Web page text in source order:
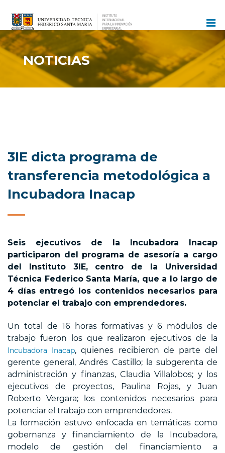
contenido
NOTICIAS
3IE dicta programa de
transferencia metodológica a
Incubadora Inacap
Seis ejecutivos de la Incubadora Inacap
participaron del programa de asesoría a cargo
del Instituto 3IE, centro de la Universidad
Técnica Federico Santa María, que a lo largo de
4 días entregó los contenidos necesarios para
potenciar el trabajo con emprendedores.
Un total de 16 horas formativas y 6 módulos de
trabajo fueron los que realizaron ejecutivos de la
Incubadora Inacap, quienes recibieron de parte del
gerente general, Andrés Castillo; la subgerenta de
administración y finanzas, Claudia Villalobos; y los
ejecutivos de proyectos, Paulina Rojas, y Juan
Roberto Vergara; los contenidos necesarios para
potenciar el trabajo con emprendedores.
La formación estuvo enfocada en temáticas como
gobernanza y financiamiento de la Incubadora,
modelo de gestión del financiamiento a